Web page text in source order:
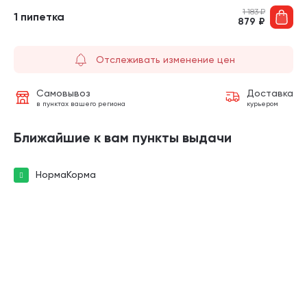
1 пипетка 1 183₽
879 ₽
Отслеживать изменение цен
Самовывоз
в пунктах вашего региона
Доставка
курьером
Ближайшие к вам пункты выдачи
НормаКорма